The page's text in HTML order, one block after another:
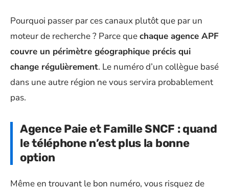
Pourquoi passer par ces canaux plutôt que par un
moteur de recherche ? Parce quechaque agence APF
couvre un périmètre géographique précis qui
change régulièrement. Le numéro d’un collègue basé
dans une autre région ne vous servira probablement
pas.
Agence Paie et Famille SNCF : quand
le téléphone n’est plus la bonne
option
Même en trouvant le bon numéro, vous risquez de